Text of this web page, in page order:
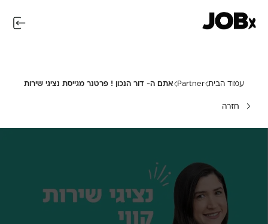
עמוד הבית Partner אתם ה- דור הנכון ! פרטנר מגייסת נציגי שירות
חזרה